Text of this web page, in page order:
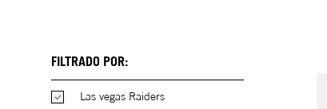
FILTRADO POR:
Las vegas Raiders